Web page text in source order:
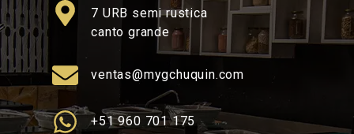
7 URB semi rustica
canto grande
ventas@mygchuquin.com
+51 960 701 175